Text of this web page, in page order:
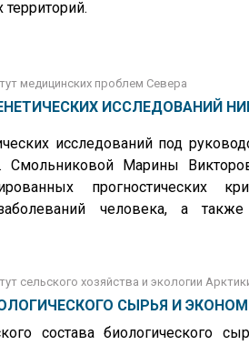
медицинских проблем Севера
ИССЛЕДОВАНИЙ
исследований под
Смольниковой Марины
прогностических
человека, а также
сельского хозяйства и экологии
СЫРЬЯ И
состава биологического